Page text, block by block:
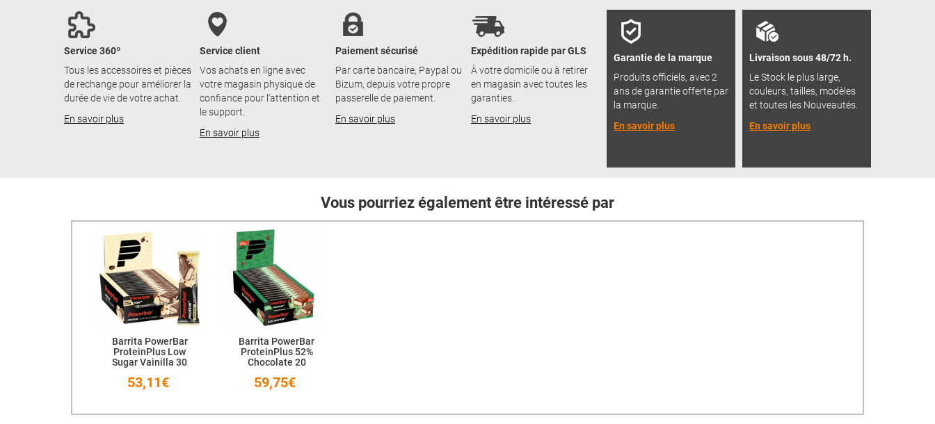
Service 360º
Tous les accessoires et pièces
de rechange pour améliorer la
durée de vie de votre achat.
En savoir plus
Service client
Vos achats en ligne avec
votre magasin physique de
confiance pour l'attention et
le support.
En savoir plus
Paiement sécurisé
Par carte bancaire, Paypal ou
Bizum, depuis votre propre
passerelle de paiement.
En savoir plus
Expédition rapide par GLS
À votre domicile ou à retirer
en magasin avec toutes les
garanties.
En savoir plus
Garantie de la marque
Produits officiels, avec 2
ans de garantie offerte par
la marque.
En savoir plus
Livraison sous 48/72 h.
Le Stock le plus large,
couleurs, tailles, modèles
et toutes les Nouveautés.
En savoir plus
Vous pourriez également être intéressé par
Barrita PowerBar
ProteinPlus Low
Sugar Vainilla 30
53,11€
Barrita PowerBar
ProteinPlus 52%
Chocolate 20
59,75€